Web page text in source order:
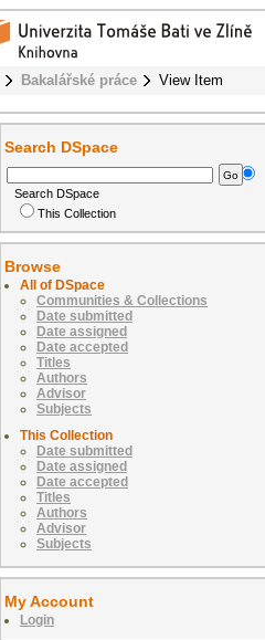
Bakalářské práce View Item
Search DSpace
Search DSpace
This Collection
Browse
All of DSpace
Communities & Collections
Date submitted
Date assigned
Date accepted
Titles
Authors
Advisor
Subjects
This Collection
Date submitted
Date assigned
Date accepted
Titles
Authors
Advisor
Subjects
My Account
Login